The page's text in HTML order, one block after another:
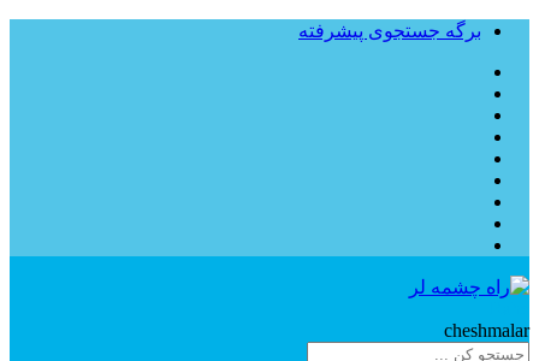
برگه جستجوی پیشرفته
cheshmalar